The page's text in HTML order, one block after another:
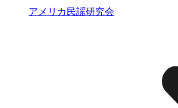
アメリカ民謡研究会